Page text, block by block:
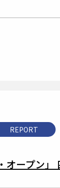
REPORT
オープン